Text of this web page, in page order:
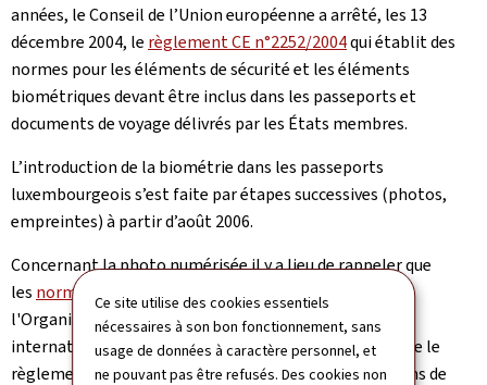
Ce site utilise des cookies essentiels
nécessaires à son bon fonctionnement, sans
usage de données à caractère personnel, et
ne pouvant pas être refusés. Des cookies non
années, le Conseil de l’Union européenne a arrêté, les 13
décembre 2004, le règlement CE n°2252/2004qui établit des
normes pour les éléments de sécurité et les éléments
biométriques devant être inclus dans les passeports et
documents de voyage délivrés par les États membres.
L’introduction de la biométrie dans les passeports
luxembourgeois s’est faite par étapes successives (photos,
empreintes) à partir d’août 2006.
Concernant la photo numérisée il y a lieu de rappeler que
les normes de qualité (Pdf, 1,64 Mo)
(PDF) définies par
l'Organisation internationale de l’aviation civile
internationale (OACI) sont à respecter étant donné que le
règlement européen se fonde sur ces recommandations de